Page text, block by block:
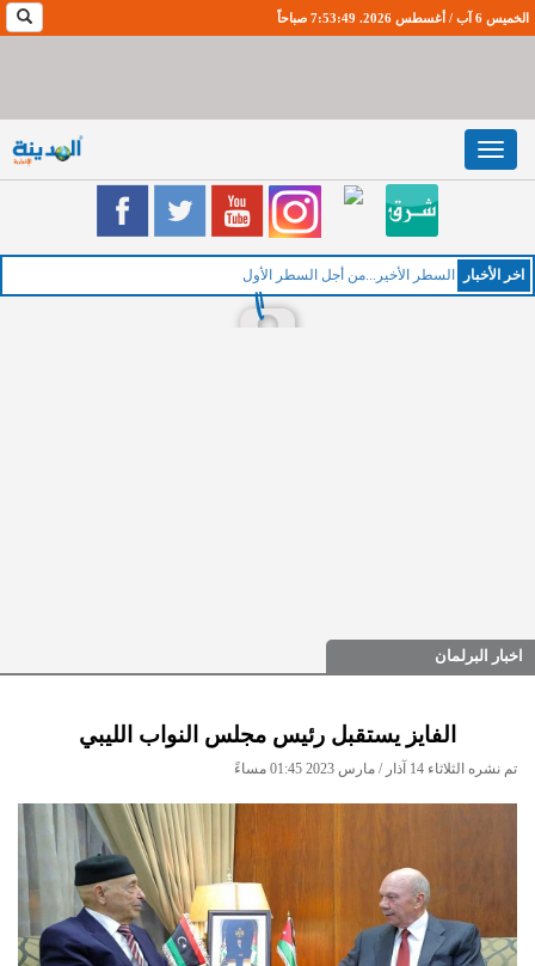
الخميس 6 آب / أغسطس 2026. 7:53:50 صباحاً
Toggle
navigation
اخر اﻷخبار
اخبار البرلمان
الفايز يستقبل رئيس مجلس النواب الليبي
تم نشره الثلاثاء 14 آذار / مارس 2023 01:45 مساءً